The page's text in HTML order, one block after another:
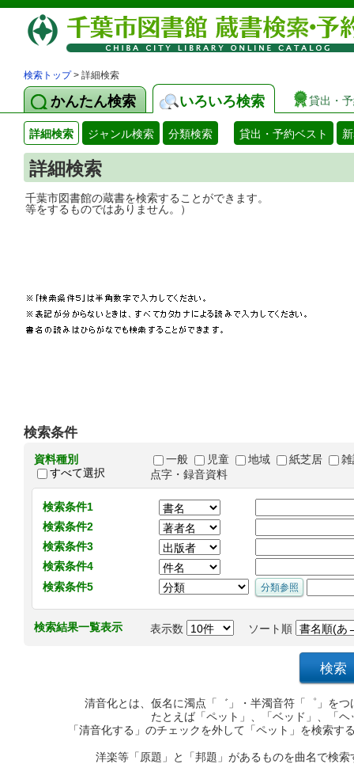
検索トップ> 詳細検索
かんたん検索 いろいろ検索 貸出・
詳細検索 ジャンル検索 分類検索 貸出・予約ベスト
詳細検索
千葉市図書館の蔵書を検索することがで
等をするものではありません。）
検索条件
資料種別
すべて選択
一般 児童 地域 紙芝居
点字・録音資料
検索条件1
検索条件2
検索条件3
検索条件4
検索条件5
検索結果一覧表示 表示数 ソート順
清音化とは、仮名に濁点「゛」・半濁音符「゜」を
たとえば「ペット」、「ベッド」、「
「清音化する」のチェックを外して「ペット」を検索
洋楽等「原題」と「邦題」があるものを曲名で検